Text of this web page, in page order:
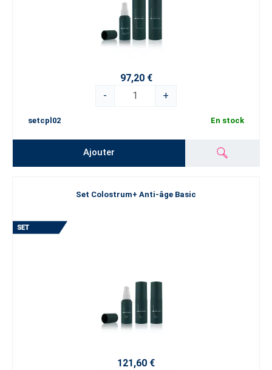
97,20 €
-
+
setcpl02 En stock
Ajouter
Set Colostrum+ Anti-âge Basic
121,60 €